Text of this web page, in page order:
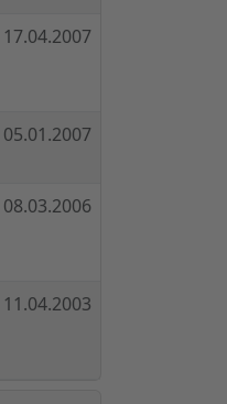
17.04.2007
05.01.2007
08.03.2006
11.04.2003